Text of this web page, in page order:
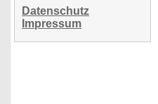
Datenschutz
Impressum